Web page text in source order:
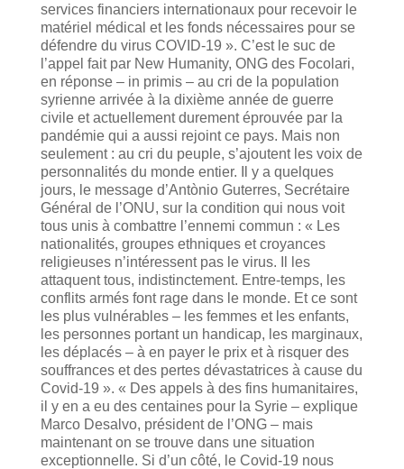
services financiers internationaux pour recevoir le
matériel médical et les fonds nécessaires pour se
défendre du virus COVID-19 ». C’est le suc de
l’appel fait par New Humanity, ONG des Focolari,
en réponse – in primis – au cri de la population
syrienne arrivée à la dixième année de guerre
civile et actuellement durement éprouvée par la
pandémie qui a aussi rejoint ce pays. Mais non
seulement : au cri du peuple, s’ajoutent les voix de
personnalités du monde entier. Il y a quelques
jours, le message d’Antònio Guterres, Secrétaire
Général de l’ONU, sur la condition qui nous voit
tous unis à combattre l’ennemi commun : « Les
nationalités, groupes ethniques et croyances
religieuses n’intéressent pas le virus. Il les
attaquent tous, indistinctement. Entre-temps, les
conflits armés font rage dans le monde. Et ce sont
les plus vulnérables – les femmes et les enfants,
les personnes portant un handicap, les marginaux,
les déplacés – à en payer le prix et à risquer des
souffrances et des pertes dévastatrices à cause du
Covid-19 ». « Des appels à des fins humanitaires,
il y en a eu des centaines pour la Syrie – explique
Marco Desalvo, président de l’ONG – mais
maintenant on se trouve dans une situation
exceptionnelle. Si d’un côté, le Covid-19 nous